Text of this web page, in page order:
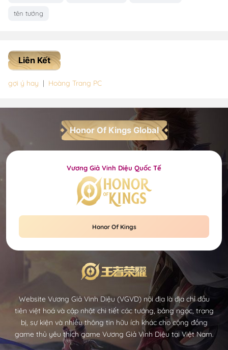
tên tướng
Liên Kết
gợi ý hay | Hoàng Trang PC
Honor Of Kings Global
Vương Giả Vinh Diệu Quốc Tế
Honor Of Kings
Website Vương Giả Vinh Diệu (VGVD) nội địa là địa chỉ đầu
tiên việt hoá và cập nhật chi tiết các tướng, bảng ngọc, trạng
bị, sự kiện và nhiều thông tin hữu ích khác cho cộng đồng
game thủ yêu thích game Vương Giả Vinh Diệu tại Việt Nam.